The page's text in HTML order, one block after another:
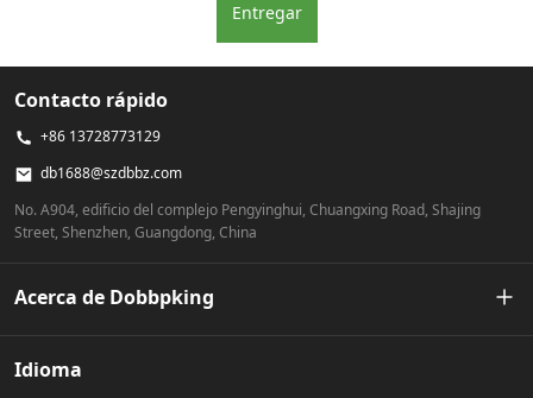
Entregar
Contacto rápido
+86 13728773129
db1688@szdbbz.com
No. A904, edificio del complejo Pengyinghui, Chuangxing Road, Shajing
Street, Shenzhen, Guangdong, China
Acerca de Dobbpking
Nuestra historia
Idioma